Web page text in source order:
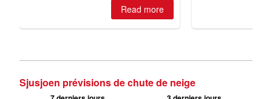
Sjusjoen prévisions de chute de neige